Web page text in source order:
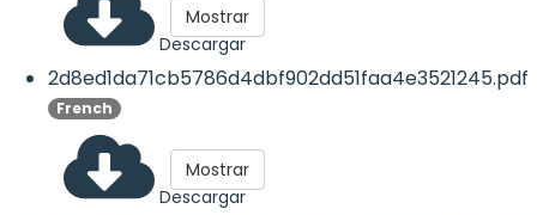
Descargar
Mostrar
2d8ed1da71cb5786d4dbf902dd51faa4e3521245.pdf
French
Descargar
Mostrar